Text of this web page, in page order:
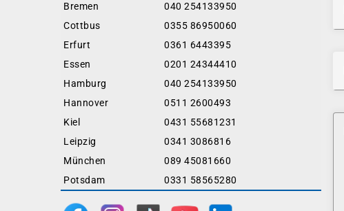
Bremen
040 254133950
Cottbus
0355 86950060
Erfurt
0361 6443395
Essen
0201 24344410
Hamburg
040 254133950
Hannover
0511 2600493
Kiel
0431 55681231
Leipzig
0341 3086816
München
089 45081660
Potsdam
0331 58565280